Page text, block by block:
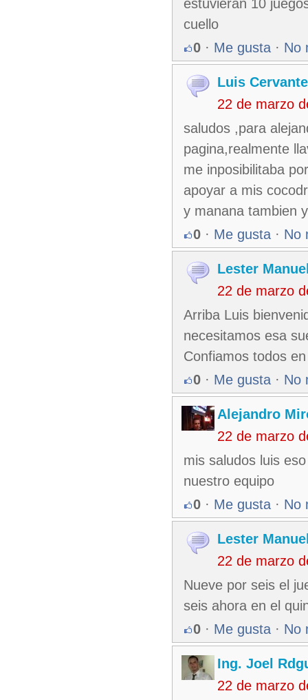
estuvieran 10
cuello
0 · Me gusta · No
Luis
22 de marzo
saludos ,para
pagina,realmente
me inposibilitaba
apoyar a mis
y manana tambien
0 · Me gusta · No
Lester
22 de marzo
Arriba Luis
necesitamos esa
Confiamos todos
0 · Me gusta · No
Alejandro
22 de marzo
mis saludos luis
nuestro equipo
0 · Me gusta · No
Lester
22 de marzo
Nueve por seis el
seis ahora en el
0 · Me gusta · No
Ing. Joel
22 de marzo